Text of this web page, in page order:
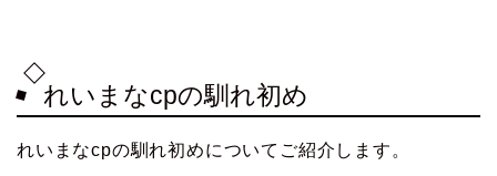
れいまなcpの馴れ初め
れいまなcpの馴れ初めについてご紹介します。